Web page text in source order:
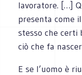
lavoratore. […]
presenta come
stesso che certi
ciò che fa
E se l’uomo è